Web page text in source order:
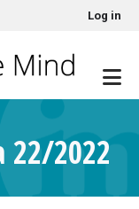
menuLog in
2022